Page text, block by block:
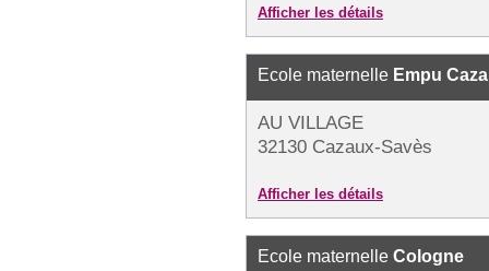
Afficher les détails
Ecole maternelle Empu
AU VILLAGE
32130 Cazaux-Savès
Afficher les détails
Ecole maternelle Cologne